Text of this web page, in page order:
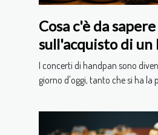
Cosa c'è da sapere
sull'acquisto di un
sull'imparare a
I concerti di handpan sono
giorno d'oggi, tanto che si ha la